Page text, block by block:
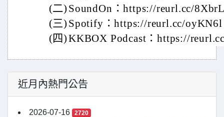
(二) SoundOn：https://reurl.cc/
(三) Spotify：https://reurl.cc/
(四)KKBOX Podcast：https://
近月內熱門公告
2026-07-16 2720